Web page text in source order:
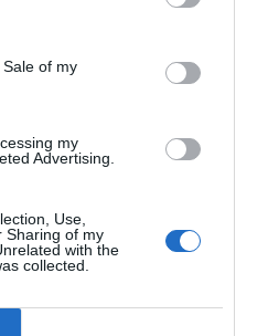
of my
my
Advertising.
Use,
Sharing of my
with the
collected.